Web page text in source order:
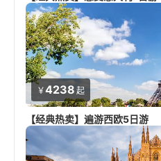
￥4238 起
【经典热卖】遍游西欧5日游